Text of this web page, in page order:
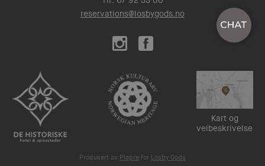
reservations@losbygods.no
Kart og
veibeskrivelse
Produsert av Plapre for Losby Gods